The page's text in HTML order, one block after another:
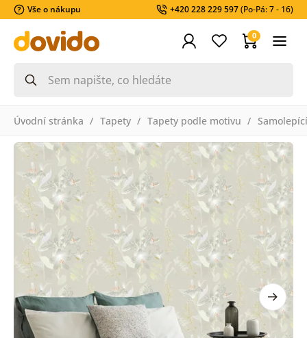
Vše o nákupu +420 228 229 597(Po-Pá: 7 - 16)
0
Úvodní stránka Tapety Tapety podle motivu